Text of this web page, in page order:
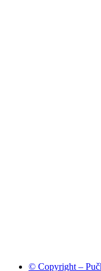
© Copyright –